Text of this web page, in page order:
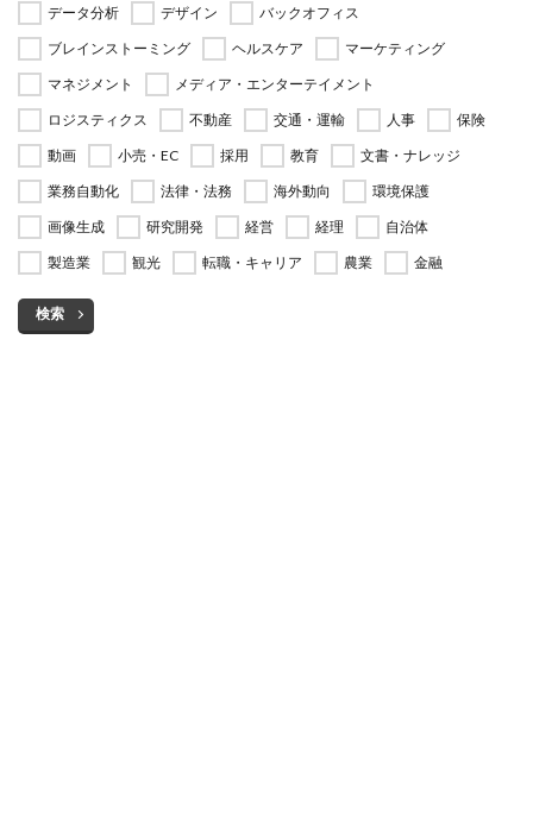
データ分析 デザイン
バックオフィス
ブレインストーミング
ヘルスケア
マーケティング
マネジメント
メディア・エンターテイメント
ロジスティクス
不動産 交通・運輸 人事
保険
動画
小売・EC 採用 教育
文書・ナレッジ
業務自動化
法律・法務 海外動向
環境保護
画像生成
研究開発 経営 経理
自治体
製造業
観光 転職・キャリア 農業 金融
検索